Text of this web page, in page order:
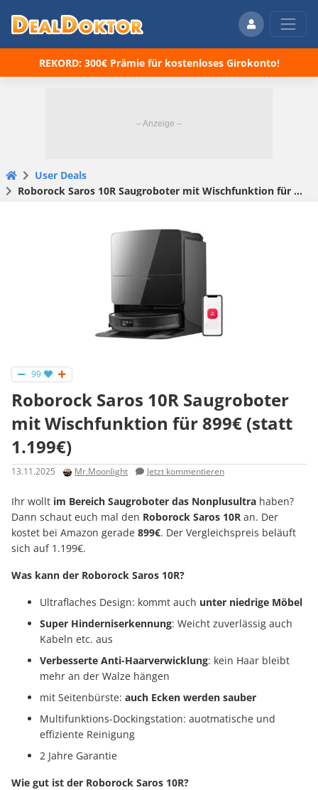
REKORD: 300€ Prämie für kostenloses Girokonto!
User Deals
Roborock Saros 10R Saugroboter mit Wischfunktion für 899€ (statt 1.199€)
99
Roborock Saros 10R Saugroboter
mit Wischfunktion für 899€ (statt
1.199€)
13.11.2025 Mr.Moonlight Jetzt kommentieren
Ihr wollt im Bereich Saugroboter das Nonplusultra haben?
Dann schaut euch mal den Roborock Saros 10R an. Der
kostet bei Amazon gerade 899€. Der Vergleichspreis beläuft
sich auf 1.199€.
Was kann der Roborock Saros 10R?
Ultraflaches Design: kommt auch unter niedrige Möbel
Super Hinderniserkennung: Weicht zuverlässig auch
Kabeln etc. aus
Verbesserte Anti-Haarverwicklung: kein Haar bleibt
mehr an der Walze hängen
mit Seitenbürste: auch Ecken werden sauber
Multifunktions-Dockingstation: auotmatische und
effiziente Reinigung
2 Jahre Garantie
Wie gut ist der Roborock Saros 10R?